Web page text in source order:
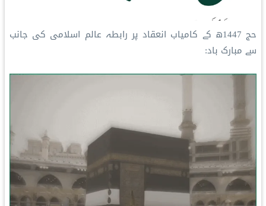
حج 1447ھ کے کامیاب انعقاد پر ⁧رابطہ عالم اسلامی‬⁩ کی جانب
سے مبارک باد: